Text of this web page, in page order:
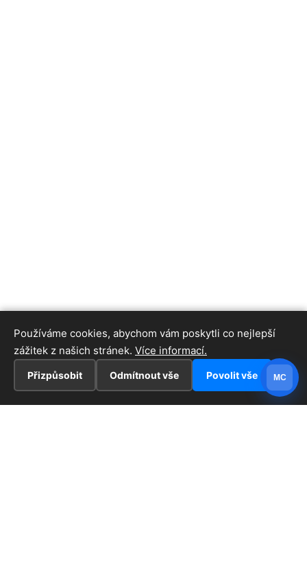
Používáme cookies, abychom vám poskytli co nejlepší
zážitek z našich stránek. Více informací.
Přizpůsobit Odmítnout vše Povolit vše MC